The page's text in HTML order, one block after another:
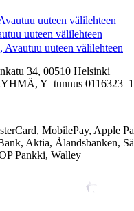
uuteen välilehteen
uuteen välilehteen
, Avautuu uuteen välilehteen
34, 00510 Helsinki
Y–tunnus 0116323–1
MobilePay, Apple
Aktia, Ålandsbanken,
Pankki, Walley